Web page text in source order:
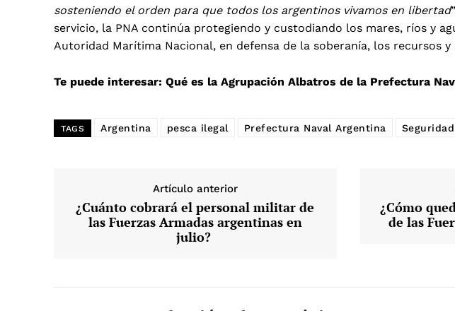
sosteniendo el orden para que todos los argentinos vivamos en libertad
servicio, la PNA continúa protegiendo y custodiando los mares, ríos y
Autoridad Marítima Nacional, en defensa de la soberanía, los recursos
Te puede interesar: Qué es la Agrupación Albatros de la Prefectura
TAGS Argentina pesca ilegal Prefectura Naval Argentina Seguridad
Artículo anterior
¿Cuánto cobrará el personal militar de
las Fuerzas Armadas argentinas en
julio?
¿Cómo
de las